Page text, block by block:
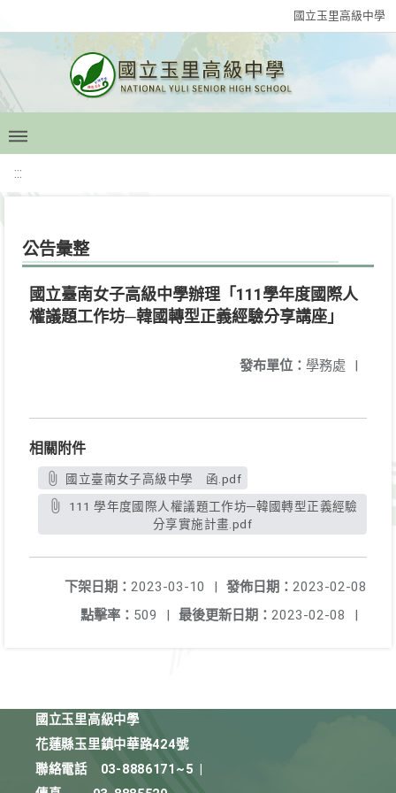
國立玉里高級中學
:::
公告彙整
國立臺南女子高級中學辦理「111學年度國際人
權議題工作坊─韓國轉型正義經驗分享講座」
發布單位： 學務處 |
相關附件
國立臺南女子高級中學 函.pdf
分享實施計畫.pdf
發佈日期： 2023-02-08
下架日期： 2023-03-10
|
最後更新日期： 2023-02-08 |
點擊率： 509 |
國立玉里高級中學
花蓮縣玉里鎮中華路424號
聯絡電話
03-8886171~5